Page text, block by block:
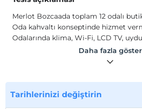
Merlot Bozcaada toplam 12 odalı
Oda kahvaltı konseptinde hizmet
Odalarında klima, Wi-Fi, LCD TV,
banyo, duş, banyo buklet
sunulur. Tesis misafirlerine ücretsiz
Daha fazla göster
Tarihlerinizi değiştirin